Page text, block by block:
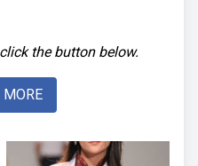
the button below.
MORE